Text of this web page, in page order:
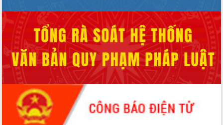
Triển khai đồng bộ đo đạc, lập hồ sơ
địa chính, hoàn thiện cơ sở dữ liệu đất
đai
Ứng dụng sinh trắc học - Bước tiến
trong hành trình chuyển đổi số tại Đắk
Lắk
Đắk Lắk nâng cao hiệu quả công tác
Đảng từ Sổ tay đảng viên điện tử
Đắk Lắk đẩy mạnh nuôi biển công
nghệ, hướng tới phát triển thủy sản
bền vững